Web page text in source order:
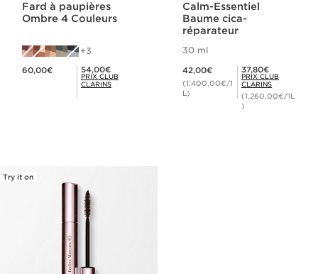
Fard à paupières
Ombre 4 Couleurs
3
60,00€ Prix Club Clarins 54,00€
54,00€
PRIX CLUB
CLARINS
Calm-Essentiel
Baume cica-
réparateur
30 ml
42,00€
(1.400,00€/1
L)
Prix Club Clarins 37,80€
37,80€
PRIX CLUB
CLARINS
(1.260,00€/1L
)
Try it on